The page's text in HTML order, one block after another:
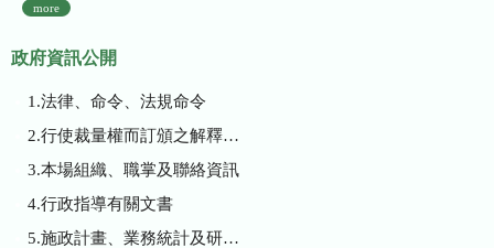
more
政府資訊公開
1.法律、命令、法規命令
2.行使裁量權而訂頒之解釋性規定及裁量基準
3.本場組織、職掌及聯絡資訊
4.行政指導有關文書
5.施政計畫、業務統計及研究報告